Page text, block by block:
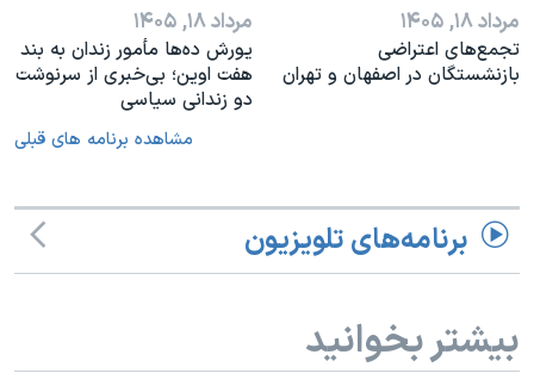
مرداد ۱۸, ۱۴۰۵
تجمع‌های اعتراضی
بازنشستگان در اصفهان و تهران
مرداد ۱۸, ۱۴۰۵
یورش ده‌ها مأمور زندان به بند
هفت اوین؛ بی‌خبری از سرنوشت
دو زندانی سیاسی
مشاهده برنامه های قبلی
برنامه‌های تلویزیون
بیشتر بخوانید